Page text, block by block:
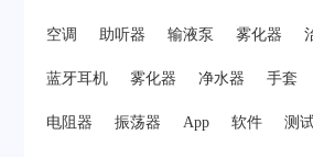
空调 助听器 输液泵 雾化器
蓝牙耳机 雾化器 净水器 手套
电阻器 振荡器 App 软件 测